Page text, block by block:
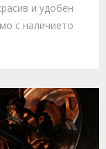
и удобен
с наличието